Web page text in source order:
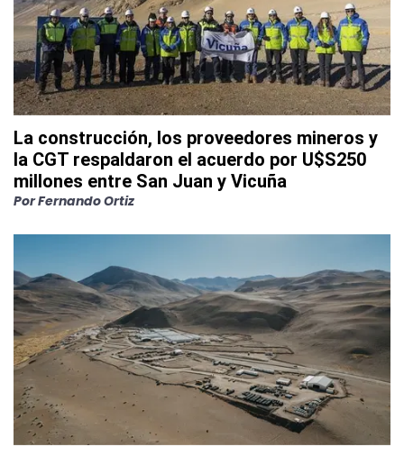
La construcción, los proveedores mineros y
la CGT respaldaron el acuerdo por U$S250
millones entre San Juan y Vicuña
PorFernando Ortiz